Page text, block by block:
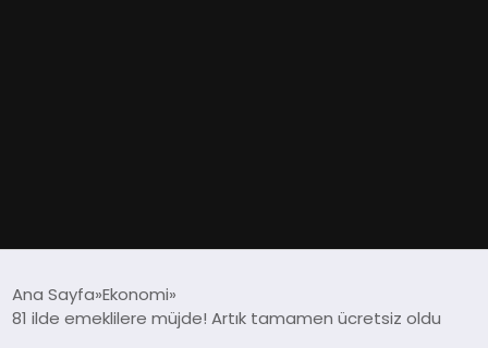
Ana Sayfa Ekonomi
81 ilde emeklilere müjde! Artık tamamen ücretsiz oldu